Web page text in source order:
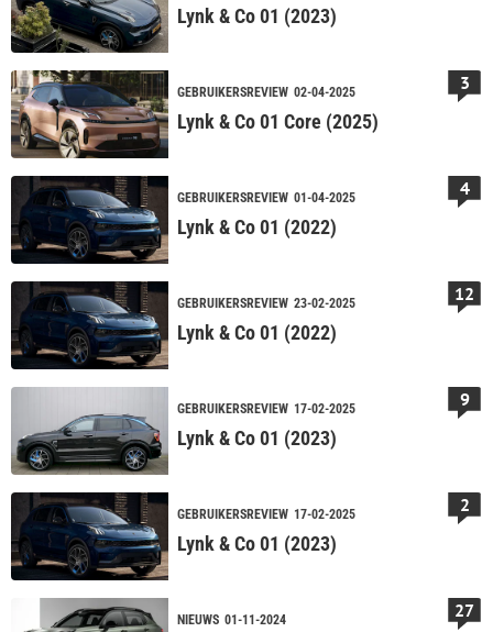
Lynk & Co 01 (2023)
GEBRUIKERSREVIEW 02-04-2025
Lynk & Co 01 Core (2025)
3
GEBRUIKERSREVIEW 01-04-2025
Lynk & Co 01 (2022)
4
GEBRUIKERSREVIEW 23-02-2025
Lynk & Co 01 (2022)
12
GEBRUIKERSREVIEW 17-02-2025
Lynk & Co 01 (2023)
9
GEBRUIKERSREVIEW 17-02-2025
Lynk & Co 01 (2023)
2
NIEUWS 01-11-2024 27